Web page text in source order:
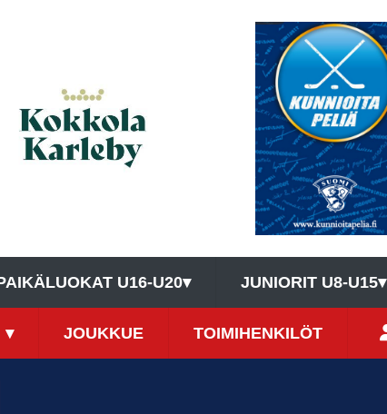
U16-U20▾ JUNIORIT U8-U15▾
▾ JOUKKUE TOIMIHENKILÖT